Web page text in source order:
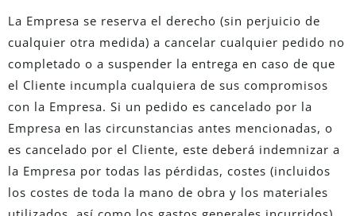
La Empresa se reserva el derecho (sin perjuicio de
cualquier otra medida) a cancelar cualquier pedido no
completado o a suspender la entrega en caso de que
el Cliente incumpla cualquiera de sus compromisos
con la Empresa. Si un pedido es cancelado por la
Empresa en las circunstancias antes mencionadas, o
es cancelado por el Cliente, este deberá indemnizar a
la Empresa por todas las pérdidas, costes (incluidos
los costes de toda la mano de obra y los materiales